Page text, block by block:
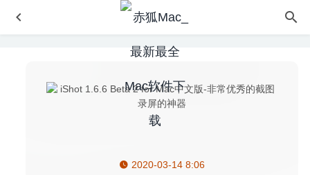
2020-03-14 8:06
OnyX 3.8.1 中文版-老牌Mac系统维护工具